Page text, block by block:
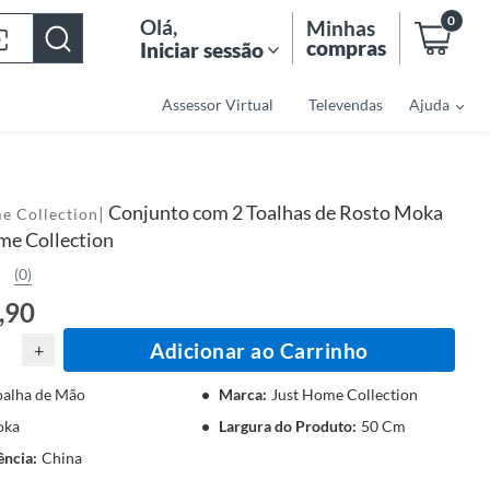
Olá,
Iniciar sessão
Minhas
compras
0
Assessor Virtual Televendas Ajuda
Collection | Conjunto com 2 Toalhas de Rosto Moka
Collection
(0)
+ Adicionar ao Carrinho
de Mão Marca: Just Home Collection
Largura do Produto: 50 Cm
: China